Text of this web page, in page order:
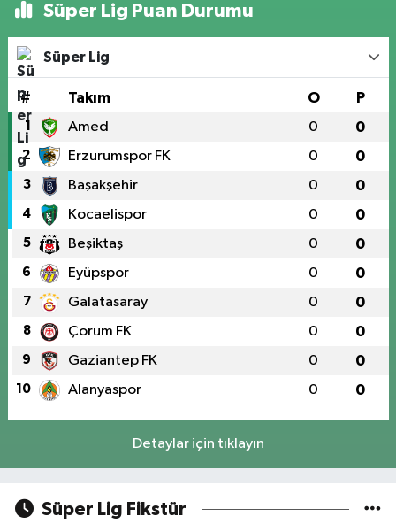
Süper Lig Puan Durumu
Süper Lig
# Takım O P
1 Amed 0 0
2 Erzurumspor FK 0 0
3 Başakşehir 0 0
4 Kocaelispor 0 0
5 Beşiktaş 0 0
6 Eyüpspor 0 0
7 Galatasaray 0 0
8 Çorum FK 0 0
9 Gaziantep FK 0 0
10 Alanyaspor 0 0
Detaylar için tıklayın
Süper Lig Fikstür